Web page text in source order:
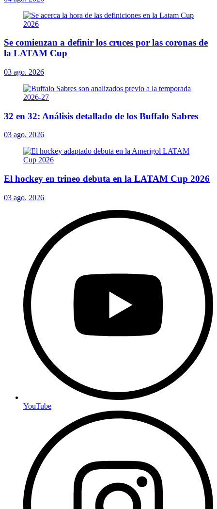
Se comienzan a definir los cruces por las coronas de
la LATAM Cup
03 ago. 2026
32 en 32: Análisis detallado de los Buffalo Sabres
03 ago. 2026
El hockey en trineo debuta en la LATAM Cup 2026
03 ago. 2026
YouTube